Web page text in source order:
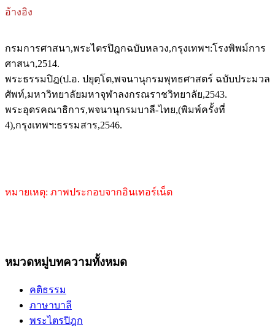
อ้างอิง
กรมการศาสนา,พระไตรปิฎกฉบับหลวง,กรุงเทพฯ:โรงพิพม์การ
ศาสนา,2514.
พระธรรมปิฎ(ป.อ. ปยุตฺโต,พจนานุกรมพุทธศาสตร์ ฉบับประมวล
ศัพท์,มหาวิทยาลัยมหาจุฬาลงกรณราชวิทยาลัย,2543.
พระอุดรคณาธิการ,พจนานุกรมบาลี-ไทย,(พิมพ์ครั้งที่
4),กรุงเทพฯ:ธรรมสาร,2546.
หมายเหตุ: ภาพประกอบจากอินเทอร์เน็ต
หมวดหมู่บทความทั้งหมด
คติธรรม
ภาษาบาลี
พระไตรปิฎก